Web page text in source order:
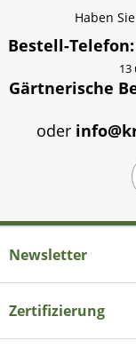
Haben
Bestell-Telefon:
13
Gärtnerische
oder
Newsletter
Zertifizierung